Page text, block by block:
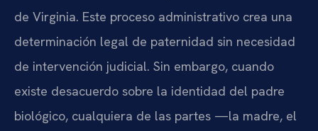
de Virginia. Este proceso administrativo crea una
determinación legal de paternidad sin necesidad
de intervención judicial. Sin embargo, cuando
existe desacuerdo sobre la identidad del padre
biológico, cualquiera de las partes —la madre, el